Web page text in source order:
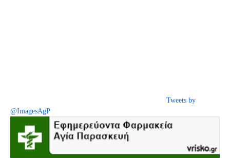
Tweets by
@ImagesAgP